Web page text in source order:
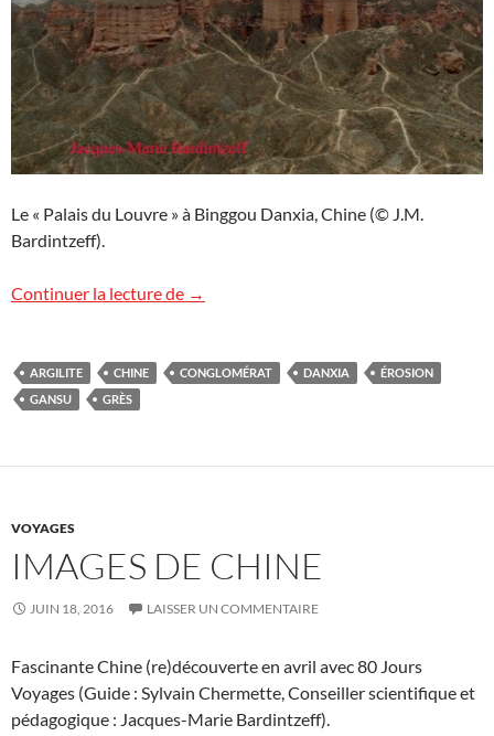
Le « Palais du Louvre » à Binggou Danxia, Chine (© J.M.
Bardintzeff).
Continuer la lecture de Un Palais du Louvre en Chine ?
→
ARGILITE CHINE CONGLOMÉRAT DANXIA
ÉROSION
GANSU
GRÈS
VOYAGES
IMAGES DE CHINE
JUIN 18, 2016 LAISSER UN COMMENTAIRE
Fascinante Chine (re)découverte en avril avec 80 Jours
Voyages (Guide : Sylvain Chermette, Conseiller scientifique et
pédagogique : Jacques-Marie Bardintzeff).